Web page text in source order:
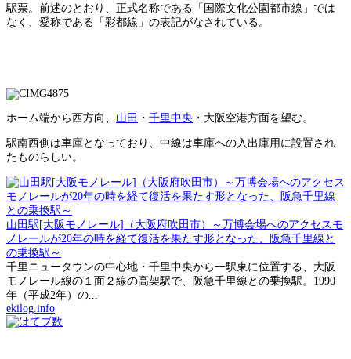
駅票。前述のとおり、正式名称である「国際文化公園都市線」では
なく、愛称である「彩都線」の表記がなされている。
ホーム端から西方向、 山田 ・ 千里中央 ・大阪空港方面を望む。
駅南西側は車庫となっており、中線は車庫への入出庫用に設置され
たものらしい。
山田駅[大阪モノレール]（大阪府吹田市）～万博会場へのアクセスモ
ノレールが20年の時を経て復活を果たす形となった、阪急千里線と
の乗換駅～
千里ニュータウンの中心地・千里中央から一駅東に位置する、大阪
モノレール線の１面２線の高架駅で、阪急千里線との乗換駅。1990
年（平成2年）の...
ekilog.info